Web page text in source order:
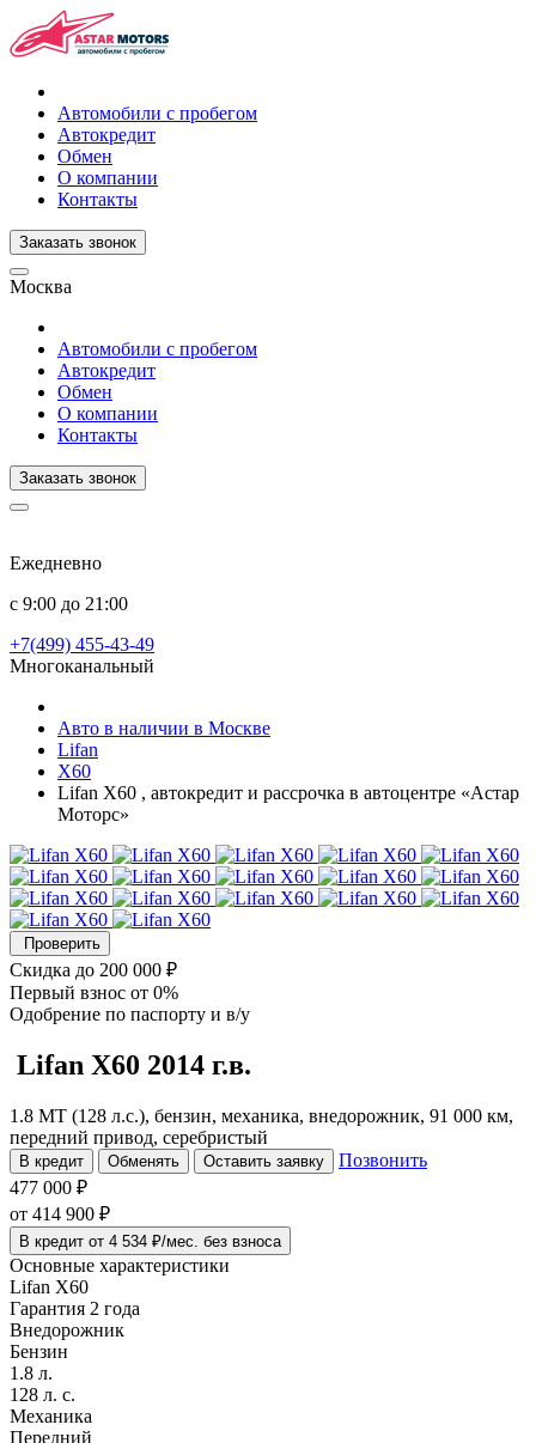
Автомобили с пробегом
Автокредит
Обмен
О компании
Контакты
Заказать звонок
Москва
Автомобили с пробегом
Автокредит
Обмен
О компании
Контакты
Заказать звонок
Ежедневно
с 9:00 до 21:00
+7(499) 455-43-49
Многоканальный
Авто в наличии в Москве
Lifan
X60
Lifan X60 , автокредит и рассрочка в автоцентре «Астар
Моторс»
Проверить
Скидка до 200 000 ₽
Первый взнос от 0%
Одобрение по паспорту и в/у
Lifan X60 2014 г.в.
1.8 MT (128 л.с.), бензин, механика, внедорожник, 91 000 км,
передний привод, серебристый
В кредит Обменять Оставить заявку
Позвонить
477 000 ₽
от 414 900 ₽
В кредит от 4 534 ₽/мес. без взноса
Основные характеристики
Lifan X60
Гарантия 2 года
Внедорожник
Бензин
1.8 л.
128 л. с.
Механика
Передний